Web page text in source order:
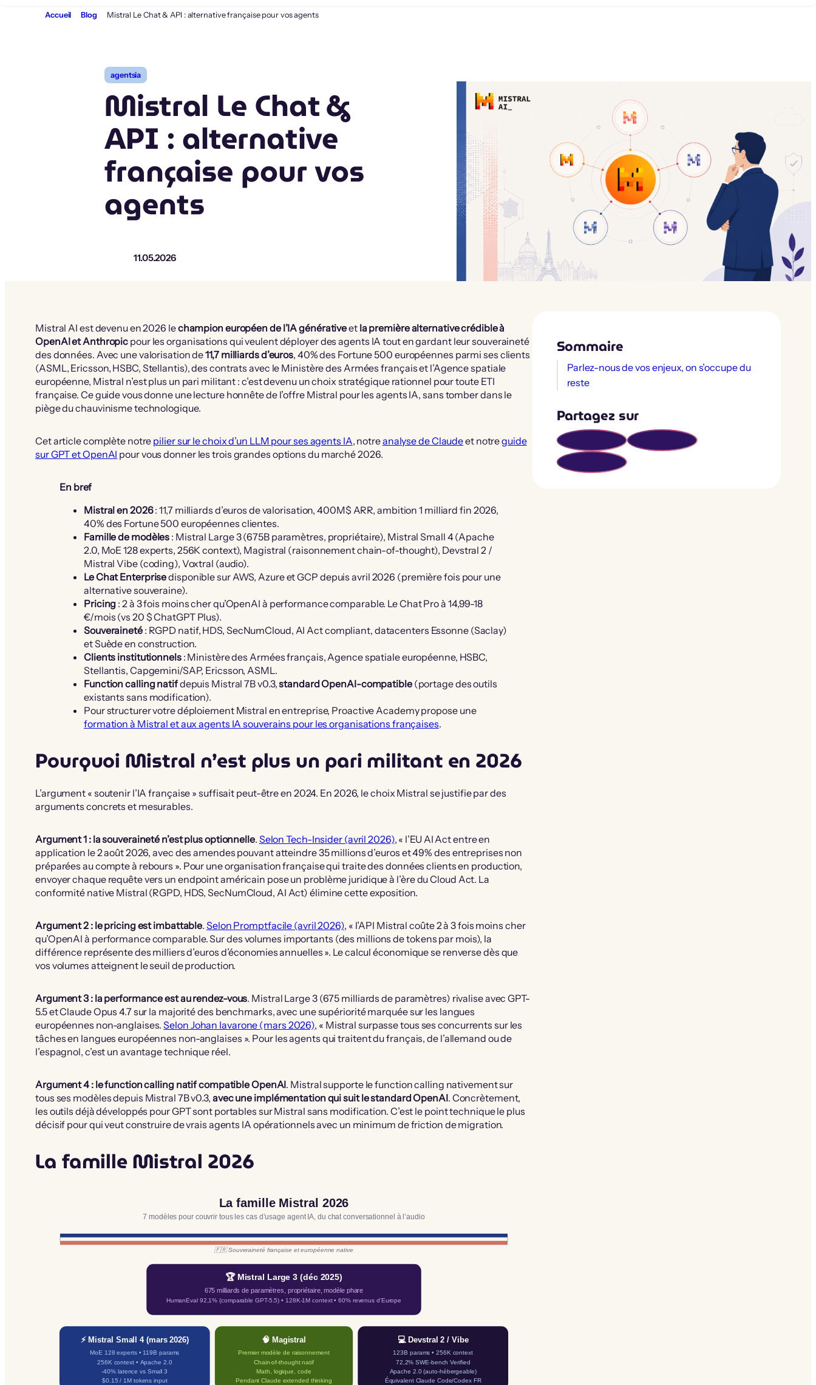
Accueil Blog Mistral Le Chat & API : alternative française pour vos agents
agentsia
Mistral Le Chat &
API : alternative
française pour vos
agents
11.05.2026
Mistral AI est devenu en 2026 lechampion européen de l’IA générativeet la première alternative crédible à
OpenAI et Anthropic pour les organisations qui veulent déployer des agents IA tout en gardant leur souveraineté
des données. Avec une valorisation de11,7 milliards d’euros, 40% des Fortune 500 européennes parmi ses clients
(ASML, Ericsson, HSBC, Stellantis), des contrats avec le Ministère des Armées français et l’Agence spatiale
européenne, Mistral n’est plus un pari militant : c’est devenu un choix stratégique rationnel pour toute ETI
française. Ce guide vous donne une lecture honnête de l’offre Mistral pour les agents IA, sans tomber dans le
piège du chauvinisme technologique.
Cet article complète notre pilier sur le choix d’un LLM pour ses agents IA, notreanalyse de Claudeet notreguide
sur GPT et OpenAI pour vous donner les trois grandes options du marché 2026.
En bref
Mistral en 2026: 11,7 milliards d’euros de valorisation, 400M$ ARR, ambition 1 milliard fin 2026,
40% des Fortune 500 européennes clientes.
Famille de modèles : Mistral Large 3 (675B paramètres, propriétaire), Mistral Small 4 (Apache
2.0, MoE 128 experts, 256K context), Magistral (raisonnement chain-of-thought), Devstral 2 /
Mistral Vibe (coding), Voxtral (audio).
Le Chat Enterprisedisponible sur AWS, Azure et GCP depuis avril 2026 (première fois pour une
alternative souveraine).
Pricing : 2 à 3 fois moins cher qu’OpenAI à performance comparable. Le Chat Pro à 14,99-18
€/mois (vs 20 $ ChatGPT Plus).
Souveraineté: RGPD natif, HDS, SecNumCloud, AI Act compliant, datacenters Essonne (Saclay)
et Suède en construction.
Clients institutionnels: Ministère des Armées français, Agence spatiale européenne, HSBC,
Stellantis, Capgemini/SAP, Ericsson, ASML.
Function calling natifdepuis Mistral 7B v0.3,standard OpenAI-compatible(portage des outils
existants sans modification).
Pour structurer votre déploiement Mistral en entreprise, Proactive Academy propose une
formation à Mistral et aux agents IA souverains pour les organisations françaises.
Pourquoi Mistral n’est plus un pari militant en 2026
L’argument « soutenir l’IA française » suffisait peut-être en 2024. En 2026, le choix Mistral se justifie par des
arguments concrets et mesurables.
Argument 1 : la souveraineté n’est plus optionnelle. Selon Tech-Insider (avril 2026), « l’EU AI Act entre en
application le 2 août 2026, avec des amendes pouvant atteindre 35 millions d’euros et 49% des entreprises non
préparées au compte à rebours ». Pour une organisation française qui traite des données clients en production,
envoyer chaque requête vers un endpoint américain pose un problème juridique à l’ère du Cloud Act. La
conformité native Mistral (RGPD, HDS, SecNumCloud, AI Act) élimine cette exposition.
Argument 2 : le pricing est imbattable.Selon Promptfacile (avril 2026), « l’API Mistral coûte 2 à 3 fois moins cher
qu’OpenAI à performance comparable. Sur des volumes importants (des millions de tokens par mois), la
différence représente des milliers d’euros d’économies annuelles ». Le calcul économique se renverse dès que
vos volumes atteignent le seuil de production.
Argument 3 : la performance est au rendez-vous. Mistral Large 3 (675 milliards de paramètres) rivalise avec GPT-
5.5 et Claude Opus 4.7 sur la majorité des benchmarks, avec une supériorité marquée sur les langues
européennes non-anglaises.Selon Johan Iavarone (mars 2026), « Mistral surpasse tous ses concurrents sur les
tâches en langues européennes non-anglaises ». Pour les agents qui traitent du français, de l’allemand ou de
l’espagnol, c’est un avantage technique réel.
Argument 4 : le function calling natif compatible OpenAI. Mistral supporte le function calling nativement sur
tous ses modèles depuis Mistral 7B v0.3, avec une implémentation qui suit le standard OpenAI. Concrètement,
les outils déjà développés pour GPT sont portables sur Mistral sans modification. C’est le point technique le plus
décisif pour qui veut construire de vrais agents IA opérationnels avec un minimum de friction de migration.
La famille Mistral 2026
La famille Mistral 2026
7 modèles pour couvrir tous les cas d’usage agent IA, du chat conversationnel à l’audio
🇫🇷 Souveraineté française et européenne native
🏆 Mistral Large 3 (déc 2025)
675 milliards de paramètres, propriétaire, modèle phare
HumanEval 92,1% (comparable GPT-5.5) • 128K-1M context • 60% revenus d’Europe
⚡ Mistral Small 4 (mars 2026)
MoE 128 experts • 119B params
256K context • Apache 2.0
-40% latence vs Small 3
$0.15 / 1M tokens input
🧠 Magistral
Premier modèle de raisonnement
Chain-of-thought natif
Math, logique, code
Pendant Claude extended thinking
💻 Devstral 2 / Vibe
123B params • 256K context
72,2% SWE-bench Verified
Apache 2.0 (auto-hébergeable)
Équivalent Claude Code/Codex FR
Sommaire
Parlez-nous de vos enjeux, on s’occupe du
reste
Partagez sur